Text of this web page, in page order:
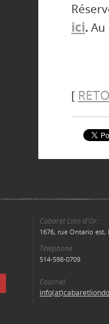
ici.Au
[
Cabaret Lion d'Or :
1676, rue Ontario est,
Téléphone
514-598-0709
Courriel